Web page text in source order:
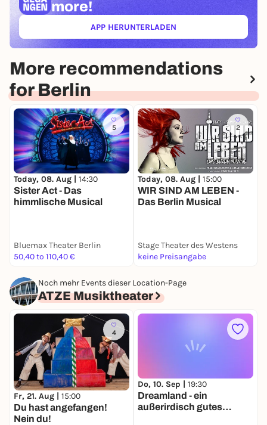
more!
APP HERUNTERLADEN(ÖFFNET IN NEUEM TAB)
More recommendations
for Berlin
5
Today, 08. Aug | 14:30
Sister Act - Das
himmlische Musical
Bluemax Theater Berlin
50,40 to 110,40 €
2
Today, 08. Aug | 15:00
WIR SIND AM LEBEN -
Das Berlin Musical
Stage Theater des Westens
keine Preisangabe
Noch mehr Events dieser Location-Page
ATZE Musiktheater
4
Fr, 21. Aug | 15:00
Du hast angefangen!
Nein du!
Do, 10. Sep | 19:30
Dreamland - ein
außerirdisch gutes